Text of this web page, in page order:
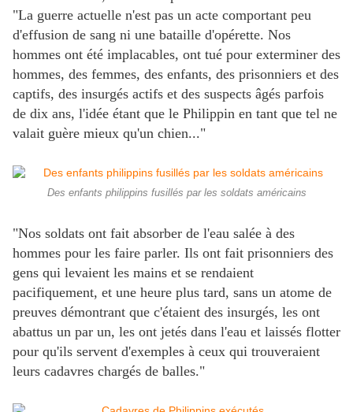
"La guerre actuelle n'est pas un acte comportant peu
d'effusion de sang ni une bataille d'opérette. Nos
hommes ont été implacables, ont tué pour exterminer des
hommes, des femmes, des enfants, des prisonniers et des
captifs, des insurgés actifs et des suspects âgés parfois
de dix ans, l'idée étant que le Philippin en tant que tel ne
valait guère mieux qu'un chien..."
Des enfants philippins fusillés par les soldats américains
"Nos soldats ont fait absorber de l'eau salée à des
hommes pour les faire parler. Ils ont fait prisonniers des
gens qui levaient les mains et se rendaient
pacifiquement, et une heure plus tard, sans un atome de
preuves démontrant que c'étaient des insurgés, les ont
abattus un par un, les ont jetés dans l'eau et laissés flotter
pour qu'ils servent d'exemples à ceux qui trouveraient
leurs cadavres chargés de balles."